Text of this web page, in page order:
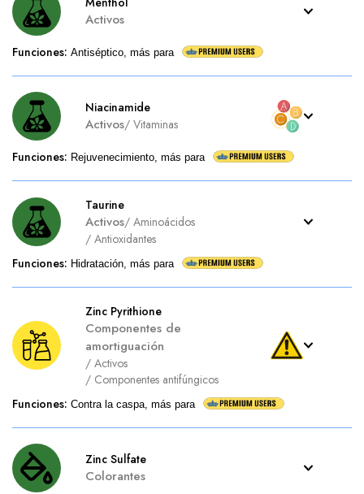
Activos
Funciones: Antiséptico, más para
Niacinamide
Activos/ Vitaminas
Funciones: Rejuvenecimiento, más para
Taurine
Activos/ Aminoácidos
/ Antioxidantes
Funciones: Hidratación, más para
Zinc Pyrithione
Componentes de
amortiguación
/ Activos
/ Componentes antifúngicos
Funciones: Contra la caspa, más para
Zinc Sulfate
Colorantes